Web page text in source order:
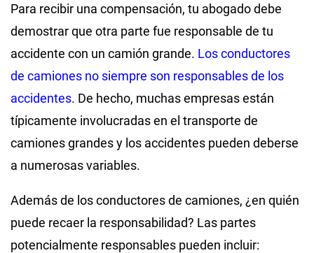
Para recibir una compensación, tu abogado debe
demostrar que otra parte fue responsable de tu
accidente con un camión grande. Los conductores
de camiones no siempre son responsables de los
accidentes. De hecho, muchas empresas están
típicamente involucradas en el transporte de
camiones grandes y los accidentes pueden deberse
a numerosas variables.
Además de los conductores de camiones, ¿en quién
puede recaer la responsabilidad? Las partes
potencialmente responsables pueden incluir: